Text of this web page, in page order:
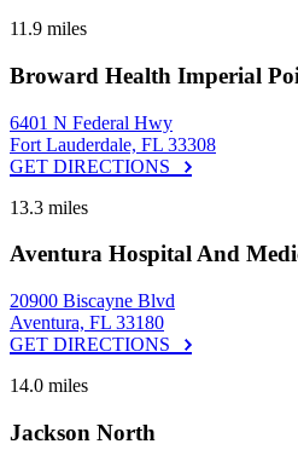
11.9 miles
Broward Health Imperial
6401 N Federal Hwy
Fort Lauderdale, FL 33308
GET DIRECTIONS
13.3 miles
Aventura Hospital And
20900 Biscayne Blvd
Aventura, FL 33180
GET DIRECTIONS
14.0 miles
Jackson North